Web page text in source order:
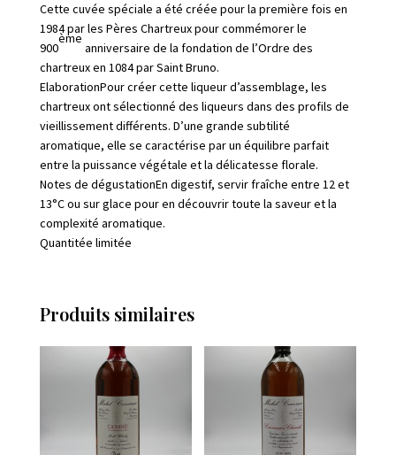
Cette cuvée spéciale a été créée pour la première fois en
1984 par les Pères Chartreux pour commémorer le
900
ème
anniversaire de la fondation de l’Ordre des
chartreux en 1084 par Saint Bruno.
ElaborationPour créer cette liqueur d’assemblage, les
chartreux ont sélectionné des liqueurs dans des profils de
vieillissement différents. D’une grande subtilité
aromatique, elle se caractérise par un équilibre parfait
entre la puissance végétale et la délicatesse florale.
Notes de dégustationEn digestif, servir fraîche entre 12 et
13°C ou sur glace pour en découvrir toute la saveur et la
complexité aromatique.
Quantitée limitée
Produits similaires